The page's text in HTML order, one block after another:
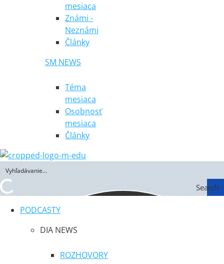
mesiaca
Známi -
Neznámi
Články
SM NEWS
Téma
mesiaca
Osobnosť
mesiaca
Články
Search
PODCASTY
DIA NEWS
ROZHOVORY